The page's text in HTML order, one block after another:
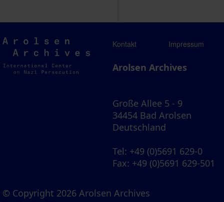
Arolsen
Archives
Kontakt Impressum
Arolsen Archives
Große Allee 5 - 9
34454 Bad Arolsen
Deutschland
Tel: +49 (0)5691 629-0
Fax: +49 (0)5691 629-501
© Copyright 2026 Arolsen Archives